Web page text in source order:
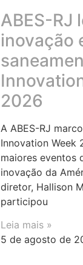
ABES-RJ
inovação
2026
A ABES-RJ
Innovation Week
maiores eventos
inovação da
diretor, Hallison
participou
Leia mais »
5 de agosto de